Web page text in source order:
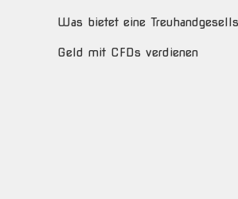
Was bietet eine
Geld mit CFDs verdienen